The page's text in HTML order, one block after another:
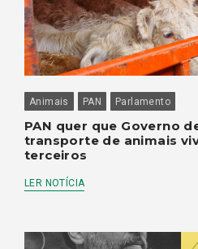
Animais PAN Parlamento
PAN quer que Governo
transporte de animais
terceiros
LER NOTÍCIA